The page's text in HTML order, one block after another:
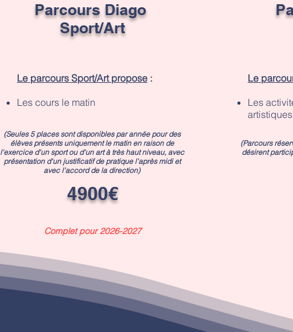
Parcours Diago
Sport/Art
Le parcours Sport/Art propose :
Les cours le matin
(Seules 5 places sont disponibles par année pour des
élèves présents uniquement le matin en raison de
l'exercice d'un sport ou d'un art à très haut niveau, avec
présentation d'un justificatif de pratique l'après midi et
avec l'accord de la direction)
4900€
Complet pour 2026-2027
Le
Les
artistiques
(Parcours
désirent